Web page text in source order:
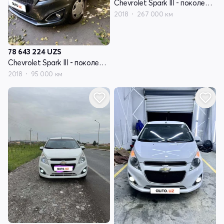
78 643 224 UZS
Chevrolet Spark III - поколение
2018 95 000 км
Chevrolet Spark III - поколение
2018 267 000 км